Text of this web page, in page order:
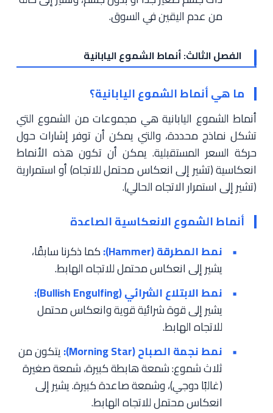
من عدم اليقين في السوق.
الفصل الثالث: أنماط الشموع اليابانية
ما هي أنماط الشموع اليابانية؟
أنماط الشموع اليابانية هي مجموعات من الشموع التي
تشكل نماذج محددة، والتي يمكن أن توفر إشارات حول
حركة السعر المستقبلية. يمكن أن تكون هذه الأنماط
انعكاسية (تشير إلى انعكاس محتمل للاتجاه) أو استمرارية
(تشير إلى استمرار الاتجاه الحالي).
أنماط الشموع الانعكاسية الصاعدة
نمط المطرقة (Hammer):
كما ذكرنا سابقًا،
يشير إلى انعكاس محتمل للاتجاه الهابط.
نمط الابتلاع الشرائي (Bullish Engulfing):
يشير إلى قوة شرائية قوية وانعكاس محتمل
للاتجاه الهابط.
نمط نجمة الصباح (Morning Star):
يتكون من
ثلاث شموع: شمعة هابطة كبيرة، شمعة صغيرة
(غالبًا دوجي)، وشمعة صاعدة كبيرة. يشير إلى
انعكاس محتمل للاتجاه الهابط.